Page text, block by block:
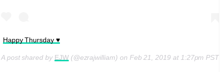
Happy Thursday ♥️
A post shared by EJW(@ezrajwilliam) on Feb 21, 2019 at 1:27pm PST